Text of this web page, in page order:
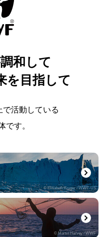
和して
を目指して
活動している
です。
© Elisabeth Kruger / WWF-US
© Martin Harvey / WWF